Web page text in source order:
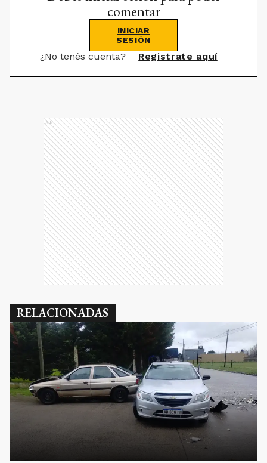
comentar
INICIAR
SESIÓN
¿No tenés cuenta? Registrate aquí
Ads
RELACIONADAS